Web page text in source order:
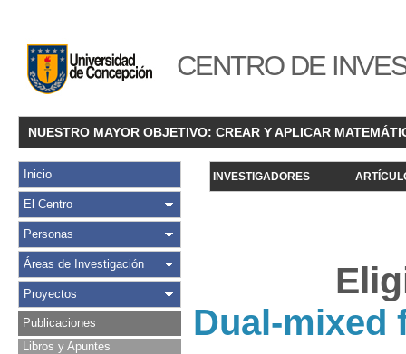
CENTRO DE
NUESTRO MAYOR OBJETIVO: CREAR Y APLICAR
Inicio
El Centro
Personas
Áreas de Investigación
Proyectos
Publicaciones
Libros y Apuntes
INVESTIGADORES
Dual-mixed